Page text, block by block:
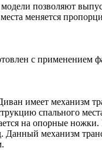
позволяют
меняется
с применением
имеет механизм
спального
на опорные
механизм